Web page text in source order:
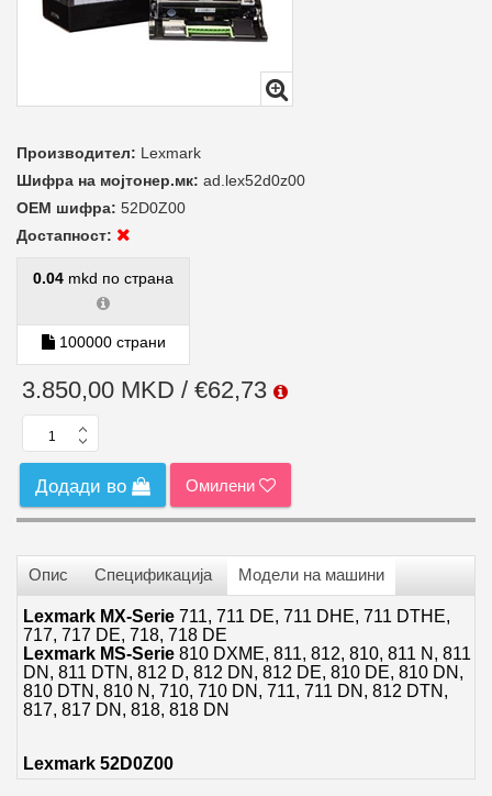
Производител: Lexmark
Шифра на мојтонер.мк: ad.lex52d0z00
ОЕМ шифра: 52D0Z00
Достапност:
0.04 mkd по страна
100000 страни
3.850,00 MKD / €62,73
Додади во Омилени
Опис Спецификација Модели на машини
Lexmark MX-Serie 711, 711 DE, 711 DHE, 711 DTHE,
717, 717 DE, 718, 718 DE
Lexmark MS-Serie 810 DXME, 811, 812, 810, 811 N, 811
DN, 811 DTN, 812 D, 812 DN, 812 DE, 810 DE, 810 DN,
810 DTN, 810 N, 710, 710 DN, 711, 711 DN, 812 DTN,
817, 817 DN, 818, 818 DN
Lexmark 52D0Z00